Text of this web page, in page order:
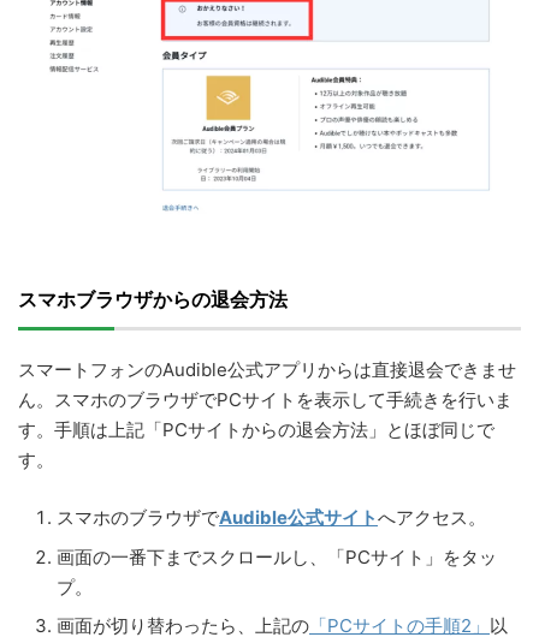
スマホブラウザからの退会方法
スマートフォンのAudible公式アプリからは直接退会できませ
ん。スマホのブラウザでPCサイトを表示して手続きを行いま
す。手順は上記「PCサイトからの退会方法」とほぼ同じで
す。
スマホのブラウザでAudible公式サイトへアクセス。
画面の一番下までスクロールし、「PCサイト」をタッ
プ。
画面が切り替わったら、上記の 「PCサイトの手順2」 以